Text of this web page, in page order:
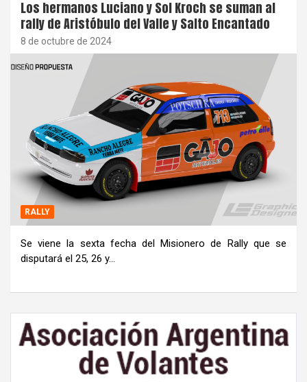
Los hermanos Luciano y Sol Kroch se suman al
rally de Aristóbulo del Valle y Salto Encantado
8 de octubre de 2024
RALLY
Se viene la sexta fecha del Misionero de Rally que se
disputará el 25, 26 y…